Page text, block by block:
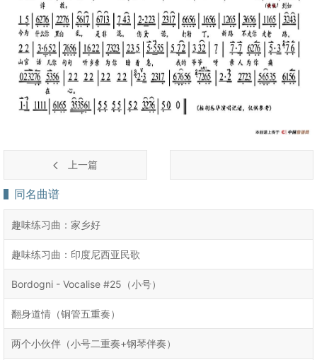
上一篇
同名曲谱
趣味练习曲：家乡好
趣味练习曲：印度尼西亚民歌
Bordogni - Vocalise #25（小号）
翻身道情（铜管五重奏）
两个小伙伴（小号二重奏+钢琴伴奏）